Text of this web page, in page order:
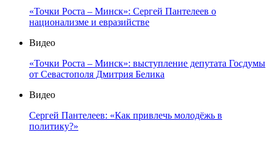
«Точки Роста – Минск»: Сергей Пантелеев о
национализме и евразийстве
Видео
«Точки Роста – Минск»: выступление депутата Госдумы
от Севастополя Дмитрия Белика
Видео
Сергей Пантелеев: «Как привлечь молодёжь в
политику?»